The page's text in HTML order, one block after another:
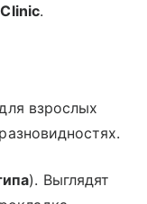
.
взрослых
). Выглядят